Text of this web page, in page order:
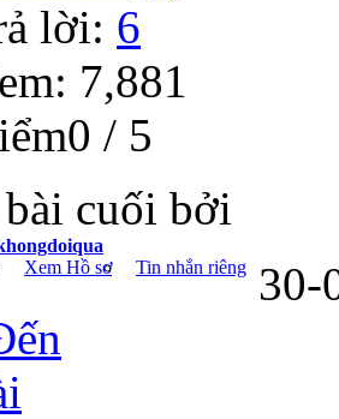
lời: 6
7,881
/ 5
cuối bởi
Xem Hồ sơ
Tin nhắn riêng 30-